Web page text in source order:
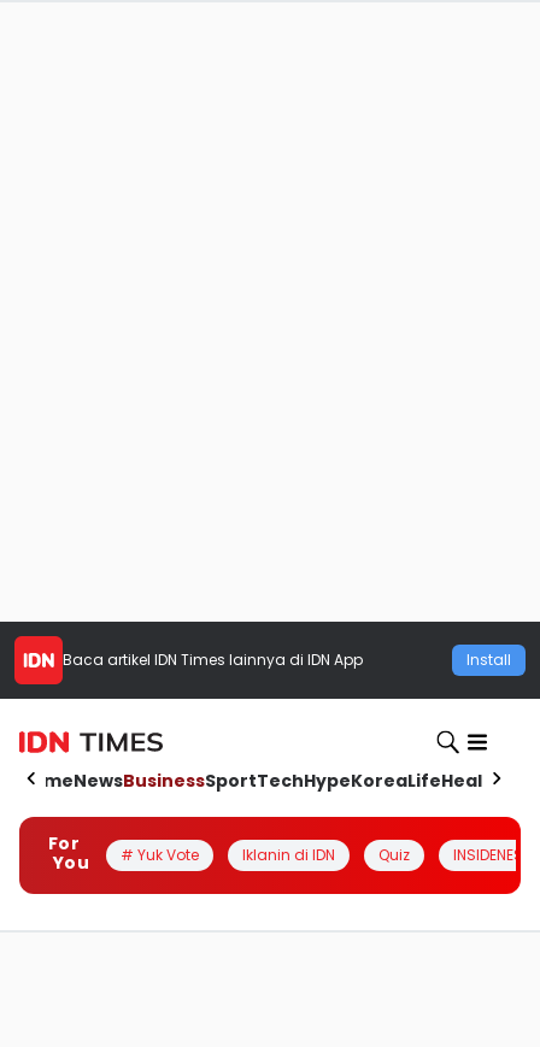
Baca artikel IDN Times lainnya di IDN App Install
HomeNewsBusinessSportTechHypeKoreaLifeHealth
For
You
# Yuk Vote Iklanin di IDN Quiz INSIDENESIA